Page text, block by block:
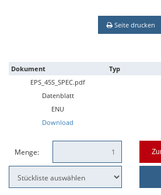
Seite drucken
Dokument Typ
EPS_45S_SPEC.pdf
Datenblatt
ENU
Download
Menge: